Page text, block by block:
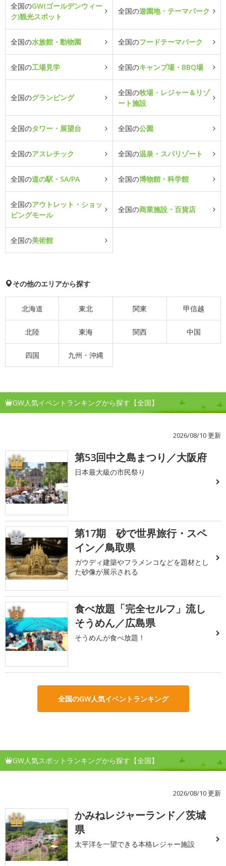
全国のGW(ゴールデンウィー
ク)観光スポット
全国の遊園地・テーマパーク
全国の水族館・動物園 全国のフードテーマパーク
全国の工場見学 全国のキャンプ場・BBQ場
全国のグランピング
全国の牧場・レジャー＆リゾ
ート施設
全国のタワー・展望台 全国の公園
全国のアスレチック 全国の温泉・スパリゾート
全国の道の駅・SA/PA 全国の博物館・科学館
全国のアウトレット・ショッ
ピングモール
全国の商業施設・百貨店
全国の美術館
その他のエリアから探す
北海道 東北 関東 甲信越
北陸 東海 関西 中国
四国 九州・沖縄
GW人気イベントランキングから探す【全国】
2026/08/10 更新
1 第53回中之島まつり／大阪府
日本最大級の市民祭り
2
第17期 砂で世界旅行・スペ
イン／鳥取県
ガウディ建築やフラメンコなどを題材とし
た砂像が展示される
3
食べ放題「完全セルフ」流し
そうめん／広島県
そうめんが食べ放題！
全国のGW人気イベントランキング
GW人気スポットランキングから探す【全国】
2026/08/10 更新
1
かみねレジャーランド／茨城
県
太平洋を一望できる本格レジャー施設